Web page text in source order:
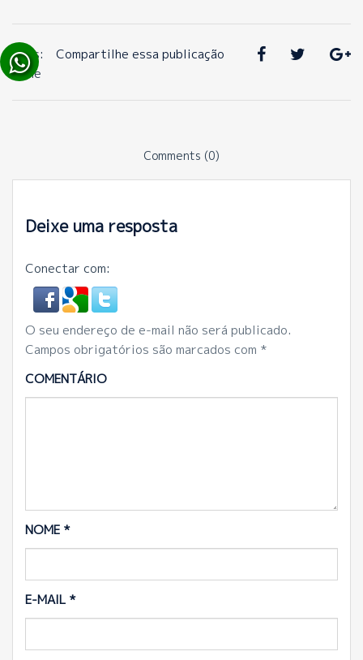
Compartilhe essa publicação
Tags:
None
Comments (0)
Deixe uma resposta
Conectar com:
O seu endereço de e-mail não será publicado.
Campos obrigatórios são marcados com *
COMENTÁRIO
NOME *
E-MAIL *